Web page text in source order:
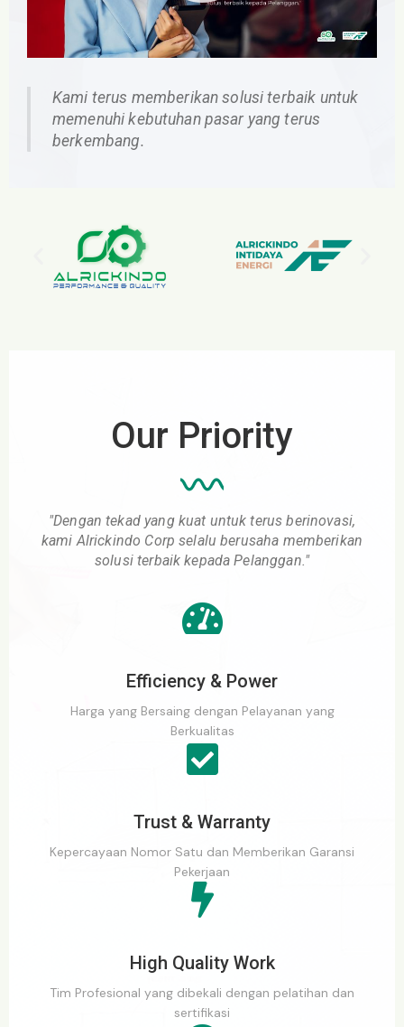
Kami terus memberikan solusi terbaik untuk
memenuhi kebutuhan pasar yang terus
berkembang.
Our Priority
"Dengan tekad yang kuat untuk terus berinovasi,
kami Alrickindo Corp selalu berusaha memberikan
solusi terbaik kepada Pelanggan."
Efficiency & Power
Harga yang Bersaing dengan Pelayanan yang
Berkualitas
Trust & Warranty
Kepercayaan Nomor Satu dan Memberikan Garansi
Pekerjaan
High Quality Work
Tim Profesional yang dibekali dengan pelatihan dan
sertifikasi